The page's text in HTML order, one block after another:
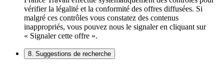
vérifier la légalité et la conformité des offres diffusées. Si
malgré ces contrôles vous constatez des contenus
inappropriés, vous pouvez nous le signaler en cliquant sur
« Signaler cette offre ».
8. Suggestions de recherche